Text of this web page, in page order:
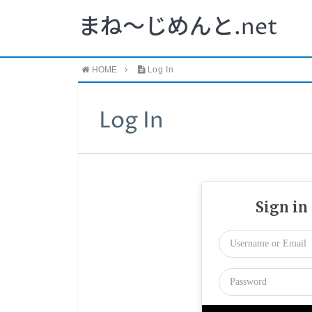
まね～じめんと.net
HOME Log In
Log In
Sign in